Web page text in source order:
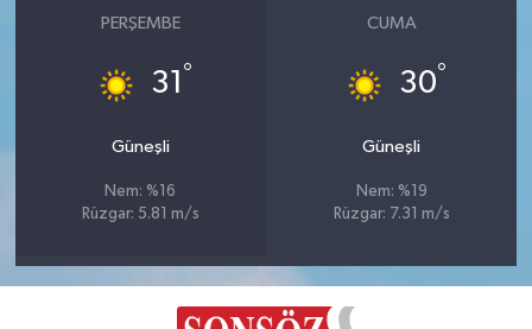
PERŞEMBE
31 °
Güneşli
Nem: %16
Rüzgar: 5.81 m/s
CUMA
30°
Güneşli
Nem: %19
Rüzgar: 7.31 m/s